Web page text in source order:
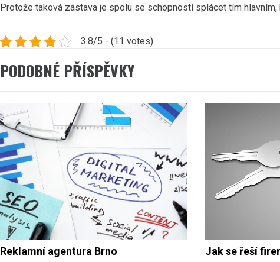
Protože taková zástava je spolu se schopností splácet tím
3.8/5 - (11 votes)
PODOBNÉ PŘÍSPĚVKY
Reklamní agentura Brno Jak se řeší